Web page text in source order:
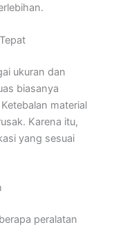
ukuran dan
biasanya
material
Karena itu,
yang sesuai
peralatan